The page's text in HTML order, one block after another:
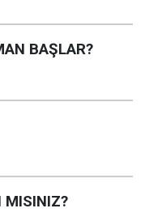
BAŞLAR?
MISINIZ?